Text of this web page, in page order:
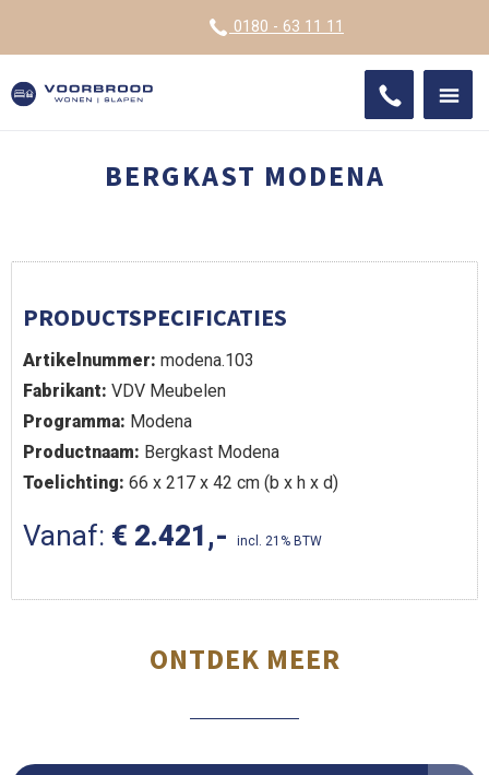
0180 - 63 11 11
BERGKAST MODENA
PRODUCTSPECIFICATIES
Artikelnummer: modena.103
Fabrikant: VDV Meubelen
Programma: Modena
Productnaam: Bergkast Modena
Toelichting: 66 x 217 x 42 cm (b x h x d)
Vanaf: € 2.421,- incl. 21% BTW
ONTDEK MEER